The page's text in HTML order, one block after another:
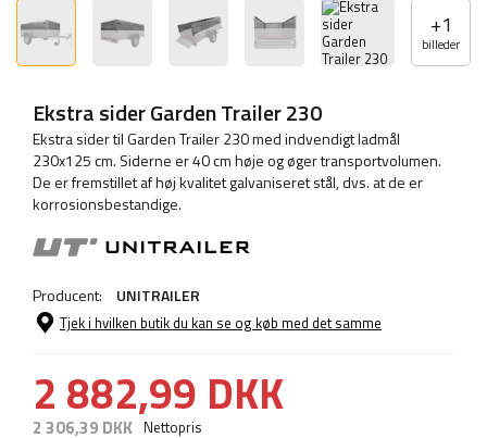
+1
billeder
Ekstra sider Garden Trailer 230
Ekstra sider til Garden Trailer 230 med indvendigt ladmål
230x125 cm. Siderne er 40 cm høje og øger transportvolumen.
De er fremstillet af høj kvalitet galvaniseret stål, dvs. at de er
korrosionsbestandige.
Producent: UNITRAILER
Tjek i hvilken butik du kan se og køb med det samme
2 882,99 DKK
2 306,39 DKK Nettopris